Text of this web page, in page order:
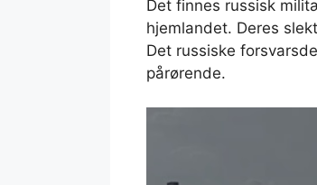
Det finnes russisk
hjemlandet. Deres
Det russiske
pårørende.